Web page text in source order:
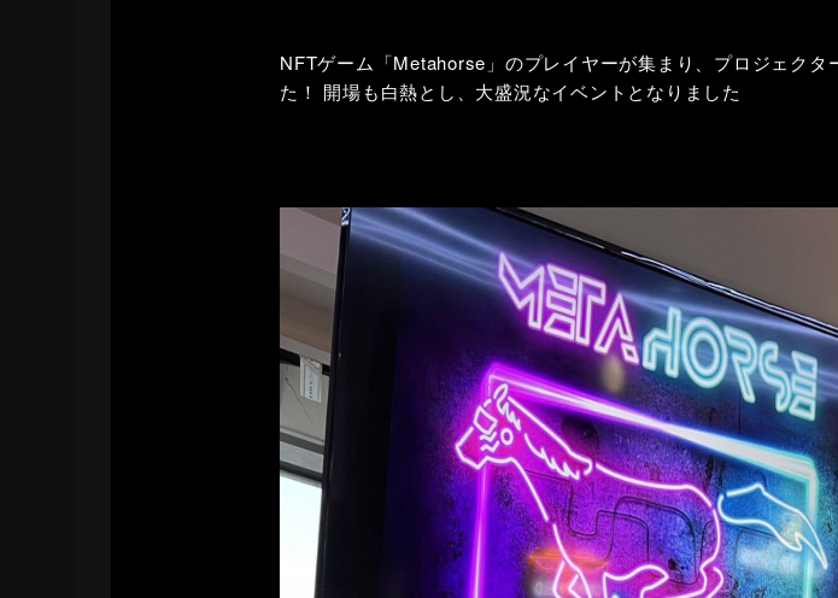
NFTゲーム「Metahorse」のプレイヤーが集まり、プロジェク
た！ 開場も白熱とし、大盛況なイベントとなりました